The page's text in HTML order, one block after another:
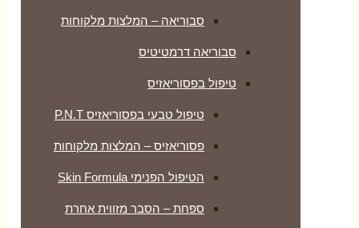
סבוריאה – המלצות מלקוחות
סבוריאה דרמטיטיס
טיפול בפסוריאזיס
טיפול טבעי בפסוריאזיס P.N.T
פסוריאזיס – המלצות מלקוחות
הטיפול הפנימי Skin Formula
ספחת – הסבר מזווית אחרת